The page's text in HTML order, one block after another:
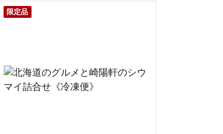
限定品